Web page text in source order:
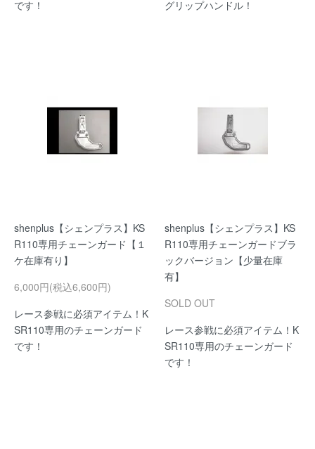
です！ グリップハンドル！
shenplus【シェンプラス】KS
R110専用チェーンガード【１
ケ在庫有り】
6,000円(税込6,600円)
レース参戦に必須アイテム！K
SR110専用のチェーンガード
です！
shenplus【シェンプラス】KS
R110専用チェーンガードブラ
ックバージョン【少量在庫
有】
SOLD OUT
レース参戦に必須アイテム！K
SR110専用のチェーンガード
です！